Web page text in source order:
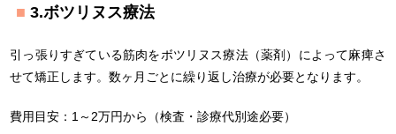
3.ボツリヌス療法
引っ張りすぎている筋肉をボツリヌス療法（薬剤）によって麻痺さ
せて矯正します。数ヶ月ごとに繰り返し治療が必要となります。
費用目安：1～2万円から（検査・診療代別途必要）